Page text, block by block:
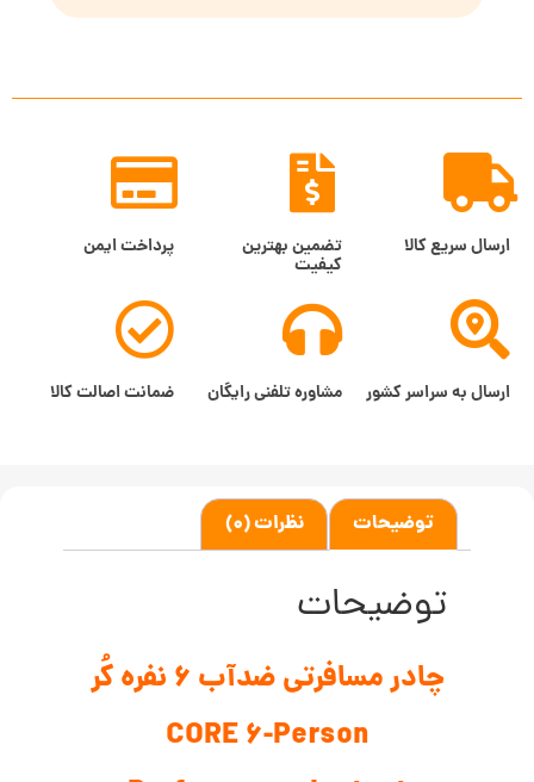
ارسال سریع کالا تضمین بهترین
کیفیت
پرداخت ایمن
ارسال به سراسر کشور مشاوره تلفنی رایگان ضمانت اصالت کالا
توضیحات نظرات (0)
توضیحات
چادر مسافرتی ضدآب 6 نفره کُر
CORE 6-Person